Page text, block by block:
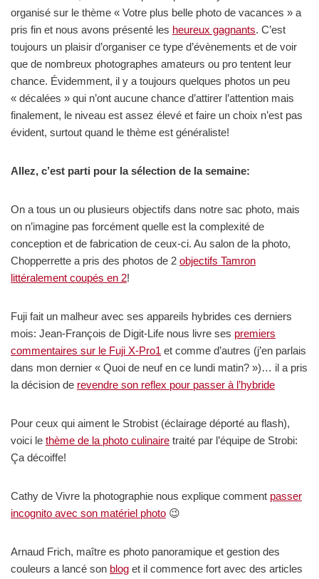
organisé sur le thème « Votre plus belle photo de vacances » a
pris fin et nous avons présenté les heureux gagnants. C’est
toujours un plaisir d’organiser ce type d’évènements et de voir
que de nombreux photographes amateurs ou pro tentent leur
chance. Évidemment, il y a toujours quelques photos un peu
« décalées » qui n’ont aucune chance d’attirer l’attention mais
finalement, le niveau est assez élevé et faire un choix n’est pas
évident, surtout quand le thème est généraliste!
Allez, c’est parti pour la sélection de la semaine:
On a tous un ou plusieurs objectifs dans notre sac photo, mais
on n’imagine pas forcément quelle est la complexité de
conception et de fabrication de ceux-ci. Au salon de la photo,
Chopperrette a pris des photos de 2 objectifs Tamron
littéralement coupés en 2!
Fuji fait un malheur avec ses appareils hybrides ces derniers
mois: Jean-François de Digit-Life nous livre ses premiers
commentaires sur le Fuji X-Pro1 et comme d’autres (j’en parlais
dans mon dernier « Quoi de neuf en ce lundi matin? »)… il a pris
la décision de revendre son reflex pour passer à l’hybride
Pour ceux qui aiment le Strobist (éclairage déporté au flash),
voici le thème de la photo culinaire traité par l’équipe de Strobi:
Ça décoiffe!
Cathy de Vivre la photographie nous explique comment passer
incognito avec son matériel photo 😉
Arnaud Frich, maître es photo panoramique et gestion des
couleurs a lancé son blog et il commence fort avec des articles